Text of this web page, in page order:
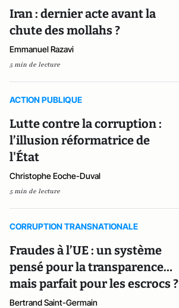
Iran : dernier acte avant la
chute des mollahs ?
Emmanuel Razavi
5 min de lecture
ACTION PUBLIQUE
Lutte contre la corruption :
l’illusion réformatrice de
l'État
Christophe Eoche-Duval
5 min de lecture
CORRUPTION TRANSNATIONALE
Fraudes à l’UE : un système
pensé pour la transparence…
mais parfait pour les escrocs ?
Bertrand Saint-Germain